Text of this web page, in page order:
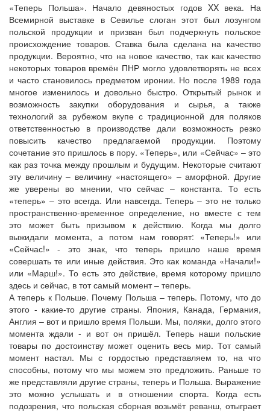
«Теперь Польша». Начало девяностых годов XX века. На
Всемирной выставке в Севилье слоган этот был лозунгом
польской продукции и призван был подчеркнуть польское
происхождение товаров. Ставка была сделана на качество
продукции. Вероятно, что на новое качество, так как качество
некоторых товаров времён ПНР могло удовлетворять не всех
и часто становилось предметом иронии. Но после 1989 года
многое изменилось и довольно быстро. Открытый рынок и
возможность закупки оборудования и сырья, а также
технологий за рубежом вкупе с традиционной для поляков
ответственностью в производстве дали возможность резко
повысить качество предлагаемой продукции. Поэтому
сочетание это пришлось в пору. «Теперь», или «Сейчас» – это
как раз точка между прошлым и будущим. Некоторые считают
эту величину – величину «настоящего» – аморфной. Другие
же уверены во мнении, что сейчас – константа. То есть
«теперь» – это всегда. Или навсегда. Теперь – это не только
пространственно-временное определение, но вместе с тем
это может быть призывом к действию. Когда мы долго
выжидали момента, а потом нам говорят: «Теперь!» или
«Сейчас!» - это знак, что теперь пришло наше время
совершать те или иные действия. Это как команда «Начали!»
или «Марш!». То есть это действие, время которому пришло
здесь и сейчас, в тот самый момент – теперь.
А теперь к Польше. Почему Польша – теперь. Потому, что до
этого - какие-то другие страны. Япония, Канада, Германия,
Англия – вот и пришло время Польши. Мы, поляки, долго этого
момента ждали - и вот он пришёл. Теперь наши польские
товары по достоинству может оценить весь мир. Тот самый
момент настал. Мы с гордостью представляем то, на что
способны, потому что мы можем это предложить. Раньше то
же представляли другие страны, теперь и Польша. Выражение
это можно услышать и в отношении спорта. Когда есть
подозрения, что польская сборная возьмёт реванш, отыграет